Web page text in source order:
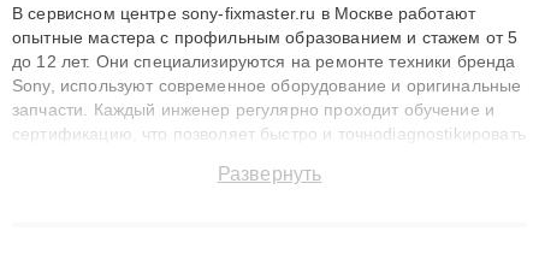
В сервисном центре sony-fixmaster.ru в Москве работают
опытные мастера с профильным образованием и стажем от 5
до 12 лет. Они специализируются на ремонте техники бренда
Sony, используют современное оборудование и оригинальные
запчасти. Каждый инженер регулярно проходит обучение и
сертификацию, что позволяет быстро и точноdiagnostikировать
до 3 лет. Наши мастера решают сложные случаи: от замены
Развернуть